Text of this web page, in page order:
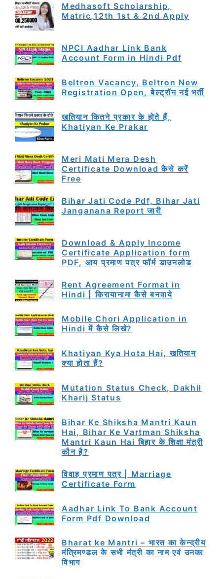
Medhasoft Scholarship,
Matric,12th 1st & 2nd Apply
NPCI Aadhar Link Bank
Account Form in Hindi Pdf
Beltron Vacancy, Beltron New
Registration Open, बेल्ट्रॉन नई भर्ती
खतियान कितने प्रकार के होते हैं,
Khatiyan Ke Prakar
Meri Mati Mera Desh
Certificate Download कैसे करें
Free
Bihar Jati Code Pdf, Bihar Jati
Janganana Report जारी
Download & Apply Income
Certificate Application form
PDF, आय प्रमाण पत्र फॉर्म डाउनलोड
Rent Agreement Format in
Hindi | किरायानामा कैसे बनवाये
Mobile Chori Application in
Hindi में कैसे लिखे?
Khatiyan Kya Hota Hai, खतियान
क्या होता हैं?
Mutation Status Check, Dakhil
Kharij Status
Bihar Ke Shiksha Mantri Kaun
Hai, Bihar Ke Vartman Shiksha
Mantri Kaun Hai बिहार के शिक्षा मंत्री
कौन है?
विवाह प्रमाण पत्र | Marriage
Certificate Form
Aadhar Link To Bank Account
Form Pdf Download
Bharat ke Mantri – भारत का केन्द्रीय
मंत्रिमण्डल के सभी मंत्री का नाम एवं उनका
विभाग